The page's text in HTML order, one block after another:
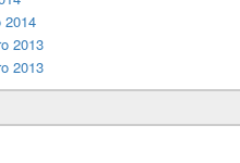
2014
2013
2013